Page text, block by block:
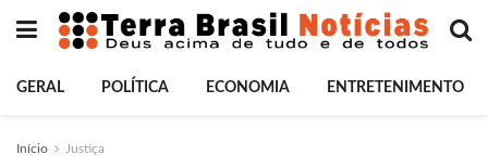
GERAL POLÍTICA ECONOMIA ENTRETENIMENTO
Início Justiça